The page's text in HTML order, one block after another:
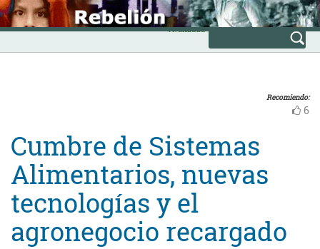
Skip
to
content
INICIO
Avanzada
Recomiendo:
6
Cumbre de Sistemas
Alimentarios, nuevas
tecnologías y el
agronegocio recargado